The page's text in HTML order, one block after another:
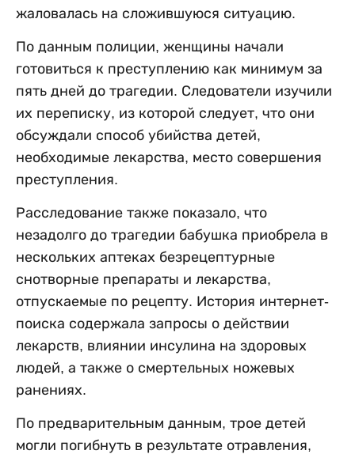
жаловалась на сложившуюся ситуацию.
По данным полиции, женщины начали
готовиться к преступлению как минимум за
пять дней до трагедии. Следователи изучили
их переписку, из которой следует, что они
обсуждали способ убийства детей,
необходимые лекарства, место совершения
преступления.
Расследование также показало, что
незадолго до трагедии бабушка приобрела в
нескольких аптеках безрецептурные
снотворные препараты и лекарства,
отпускаемые по рецепту. История интернет-
поиска содержала запросы о действии
лекарств, влиянии инсулина на здоровых
людей, а также о смертельных ножевых
ранениях.
По предварительным данным, трое детей
могли погибнуть в результате отравления,